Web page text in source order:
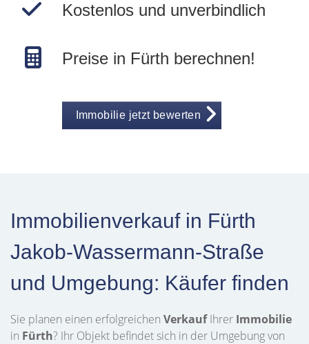
Kostenlos und unverbindlich
Preise in Fürth berechnen!
Immobilie jetzt bewerten
Immobilienverkauf in Fürth
Jakob-Wassermann-Straße
und Umgebung: Käufer finden
Sie planen einen erfolgreichen VerkaufIhrer Immobilie
in Fürth? Ihr Objekt befindet sich in der Umgebung von